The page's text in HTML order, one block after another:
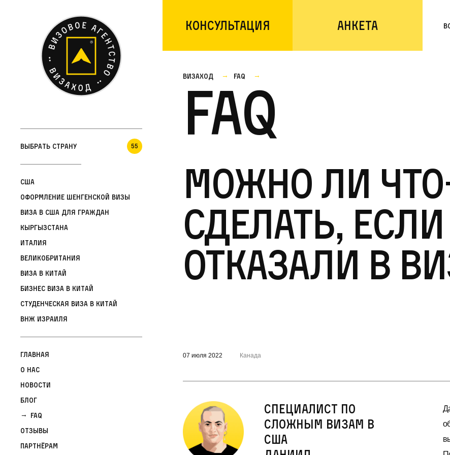
Консультация Анкета
Выбрать страну 55
США
Оформление шенгенской визы
Виза в США для граждан
Кыргызстана
Италия
Великобритания
Виза в Китай
Бизнес виза в Китай
Студенческая виза в Китай
ВНЖ Израиля
Главная
О нас
Новости
Блог
FAQ
Отзывы
Партнёрам
Визаход faq
FAQ
Можно ли
сделать,
отказали в
07 июля 2022 Канада
Специалист по
сложным визам в
США